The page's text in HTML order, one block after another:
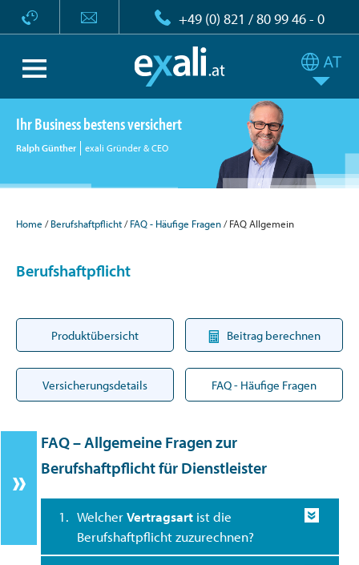
+49 (0) 821 / 80 99 46 - 0
Ihr Business bestens versichert
Ralph Günther exali Gründer & CEO
Home Berufshaftpflicht FAQ - Häufige Fragen FAQ Allgemein
Berufshaftpflicht
Produktübersicht Beitrag berechnen
Versicherungsdetails FAQ - Häufige Fragen
FAQ – Allgemeine Fragen zur
Berufshaftpflicht für Dienstleister
1. WelcherVertragsart ist die
Berufshaftpflicht zuzurechnen?